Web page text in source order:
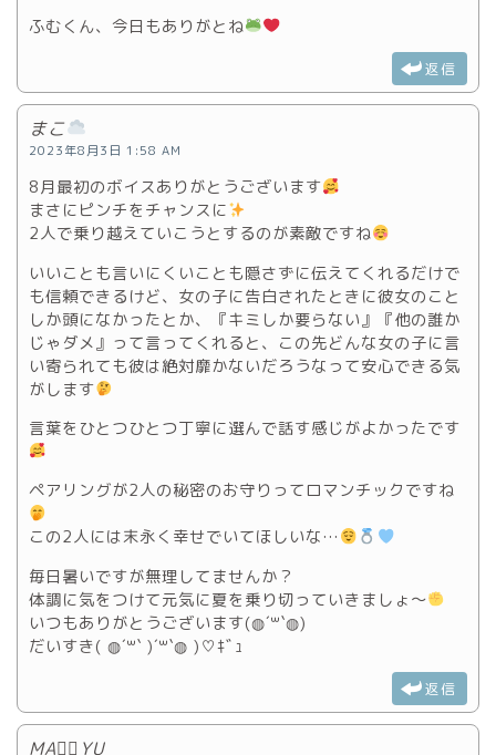
ふむくん、今日もありがとね
返信
まこ
2023年8月3日 1:58 AM
8月最初のボイスありがとうございます
まさにピンチをチャンスに
2人で乗り越えていこうとするのが素敵ですね
いいことも言いにくいことも隠さずに伝えてくれるだけで
も信頼できるけど、女の子に告白されたときに彼女のこと
しか頭になかったとか、『キミしか要らない』『他の誰か
じゃダメ』って言ってくれると、この先どんな女の子に言
い寄られても彼は絶対靡かないだろうなって安心できる気
がします
言葉をひとつひとつ丁寧に選んで話す感じがよかったです
ペアリングが2人の秘密のお守りってロマンチックですね
この2人には末永く幸せでいてほしいな…
毎日暑いですが無理してませんか？
体調に気をつけて元気に夏を乗り切っていきましょ～
いつもありがとうございます(◍︎´꒳`◍︎)
だいすき( ◍´꒳​` )´꒳​`◍ )♡ｷﾞｭ
返信
MA♡⃛YU